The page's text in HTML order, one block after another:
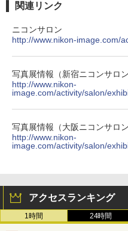
関連リンク
ニコンサロン
http://www.nikon-image.com/
写真展情報（新宿ニコンサロン
http://www.nikon-
image.com/activity/salon/
写真展情報（大阪ニコンサロン
http://www.nikon-
image.com/activity/salon/
アクセスランキング
1時間 24時間